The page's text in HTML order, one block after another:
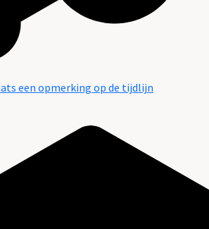
een opmerking op de tijdlijn